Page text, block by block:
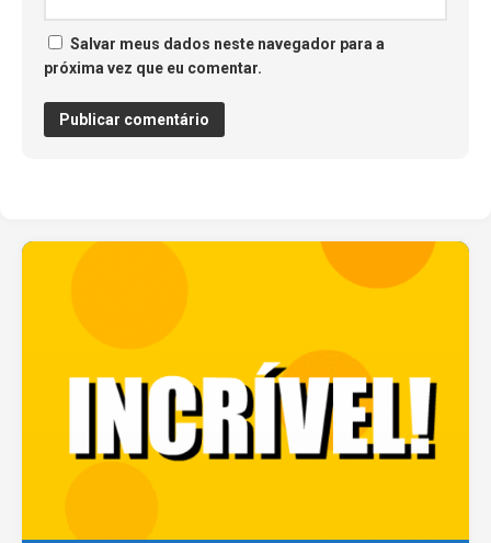
Salvar meus dados neste navegador para a
próxima vez que eu comentar.